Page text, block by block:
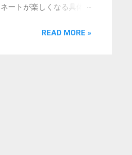
ートが楽しくなる具体的
）とは、「先細り」
締まった印象を与える
ーマルなジャケットま
、自分の体型やライフ
トが苦しくなく、太も
度になっているかを確認
READ MORE »